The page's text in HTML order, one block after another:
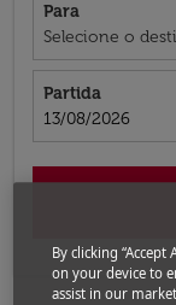
Para
Selecione o
Partida
fc-booking-
13/08/2026
By clicking
on your device to
assist in our